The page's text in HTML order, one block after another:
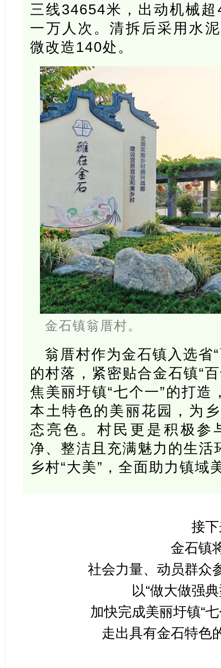
三线34654米，出动机械
一万人次。清拆后采用水
微改造140处。
金石镇翁厝村。
翁厝村作为金石镇入选省
的村落，紧密贴合金石镇“
焦美丽圩镇“七个一”的打造
本土特色的美丽花园，为
态亮色。村民更是积极参
净、整洁且充满魅力的生活
乡村“大美”，全面助力镇域
接
金石镇
社会力量、动员群众
以“做大做强
加快完成美丽圩镇“
走出具有金石特色